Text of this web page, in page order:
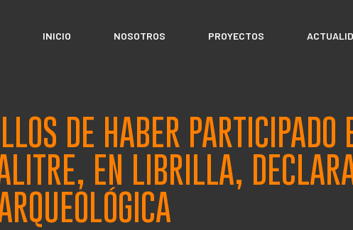
INICIO NOSOTROS PROYECTOS
DE HABER PARTICIPADO
EN LIBRILLA,